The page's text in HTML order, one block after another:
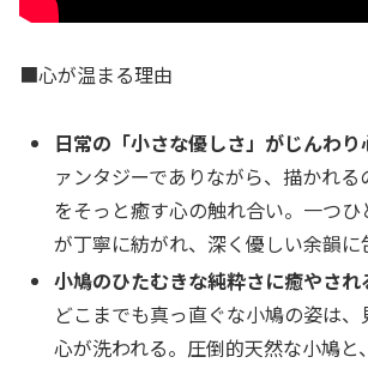
■心が温まる理由
日常の「小さな優しさ」がじんわり
ァンタジーでありながら、描かれ
をそっと癒す心の触れ合い。一つひ
が丁寧に紡がれ、深く優しい余韻に
小鳩のひたむきな純粋さに癒やされ
どこまでも真っ直ぐな小鳩の姿は
心が洗われる。圧倒的天然な小鳩と